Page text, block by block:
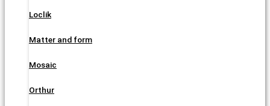
Loclik
Matter and form
Mosaic
Orthur